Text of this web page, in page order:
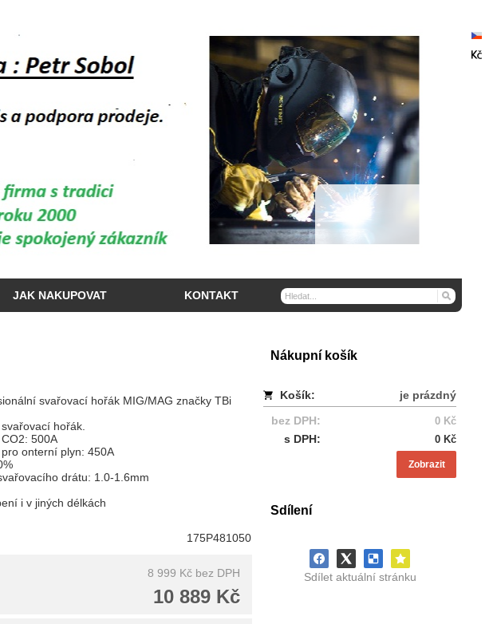
JAK NAKUPOVAT KONTAKT
Nákupní košík
Košík:
je prázdný
bez DPH:
0 Kč
s DPH: 0 Kč
Zobrazit
Sdílení
Sdílet aktuální stránku
svařovací hořák MIG/MAG značky TBi
hořák.
500A
onterní plyn: 450A
drátu: 1.0-1.6mm
i v jiných délkách
175P481050
8 999 Kč bez DPH
10 889 Kč